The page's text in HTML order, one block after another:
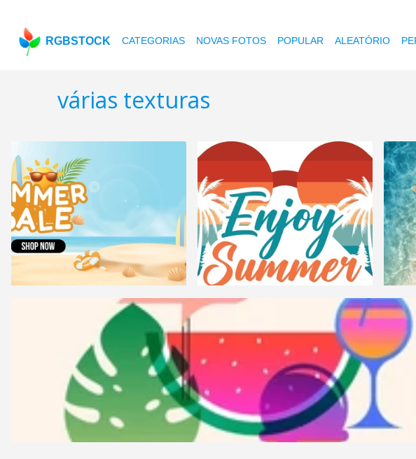
RGBSTOCK CATEGORIAS NOVAS FOTOS POPULAR ALEATÓRIO
várias texturas